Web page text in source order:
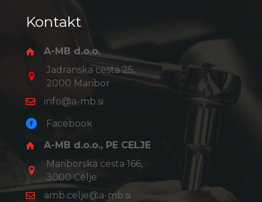
Kontakt
A-MB d.o.o.
Jadranska cesta 25,
2000 Maribor
info@a-mb.si
Facebook
A-MB d.o.o., PE CELJE
Mariborska cesta 166,
3000 Celje
amb.celje@a-mb.si